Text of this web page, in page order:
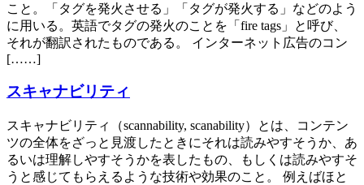
こと。「タグを発火させる」「タグが発火する」などのよう
に用いる。英語でタグの発火のことを「fire tags」と呼び、
それが翻訳されたものである。 インターネット広告のコン
[……]
スキャナビリティ
スキャナビリティ（scannability, scanability）とは、コンテン
ツの全体をざっと見渡したときにそれは読みやすそうか、あ
るいは理解しやすそうかを表したもの、もしくは読みやすそ
うと感じてもらえるような技術や効果のこと。 例えばほと